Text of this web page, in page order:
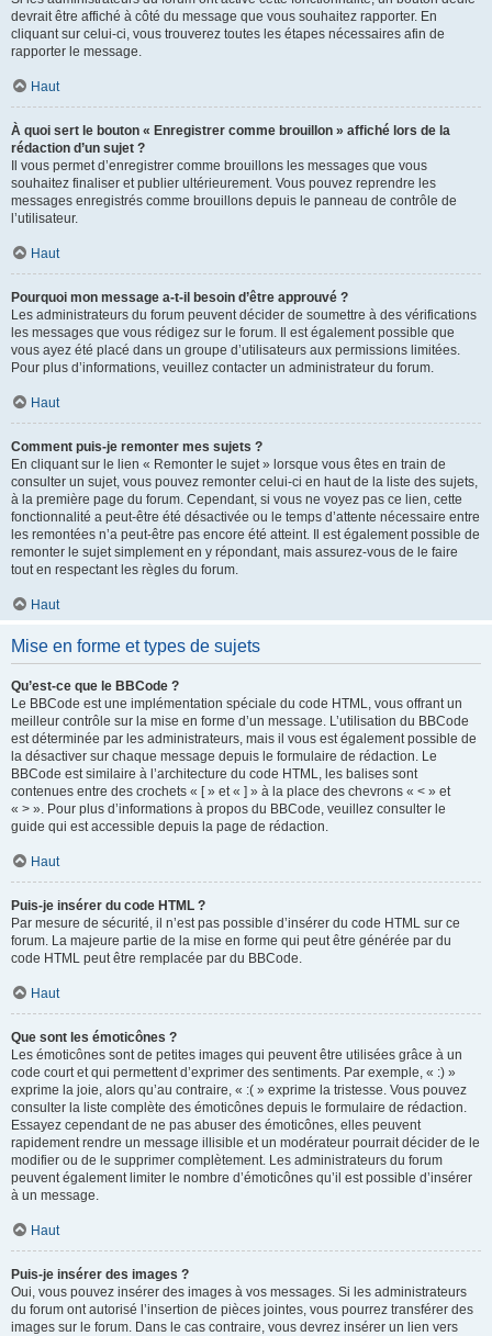
devrait être affiché à côté du message que vous souhaitez rapporter. En
cliquant sur celui-ci, vous trouverez toutes les étapes nécessaires afin de
rapporter le message.
Haut
À quoi sert le bouton « Enregistrer comme brouillon » affiché lors de la
rédaction d’un sujet ?
Il vous permet d’enregistrer comme brouillons les messages que vous
souhaitez finaliser et publier ultérieurement. Vous pouvez reprendre les
messages enregistrés comme brouillons depuis le panneau de contrôle de
l’utilisateur.
Haut
Pourquoi mon message a-t-il besoin d’être approuvé ?
Les administrateurs du forum peuvent décider de soumettre à des vérifications
les messages que vous rédigez sur le forum. Il est également possible que
vous ayez été placé dans un groupe d’utilisateurs aux permissions limitées.
Pour plus d’informations, veuillez contacter un administrateur du forum.
Haut
Comment puis-je remonter mes sujets ?
En cliquant sur le lien « Remonter le sujet » lorsque vous êtes en train de
consulter un sujet, vous pouvez remonter celui-ci en haut de la liste des sujets,
à la première page du forum. Cependant, si vous ne voyez pas ce lien, cette
fonctionnalité a peut-être été désactivée ou le temps d’attente nécessaire entre
les remontées n’a peut-être pas encore été atteint. Il est également possible de
remonter le sujet simplement en y répondant, mais assurez-vous de le faire
tout en respectant les règles du forum.
Haut
Mise en forme et types de sujets
Qu’est-ce que le BBCode ?
Le BBCode est une implémentation spéciale du code HTML, vous offrant un
meilleur contrôle sur la mise en forme d’un message. L’utilisation du BBCode
est déterminée par les administrateurs, mais il vous est également possible de
la désactiver sur chaque message depuis le formulaire de rédaction. Le
BBCode est similaire à l’architecture du code HTML, les balises sont
contenues entre des crochets « [ » et « ] » à la place des chevrons « < » et
« > ». Pour plus d’informations à propos du BBCode, veuillez consulter le
guide qui est accessible depuis la page de rédaction.
Haut
Puis-je insérer du code HTML ?
Par mesure de sécurité, il n’est pas possible d’insérer du code HTML sur ce
forum. La majeure partie de la mise en forme qui peut être générée par du
code HTML peut être remplacée par du BBCode.
Haut
Que sont les émoticônes ?
Les émoticônes sont de petites images qui peuvent être utilisées grâce à un
code court et qui permettent d’exprimer des sentiments. Par exemple, « :) »
exprime la joie, alors qu’au contraire, « :( » exprime la tristesse. Vous pouvez
consulter la liste complète des émoticônes depuis le formulaire de rédaction.
Essayez cependant de ne pas abuser des émoticônes, elles peuvent
rapidement rendre un message illisible et un modérateur pourrait décider de le
modifier ou de le supprimer complètement. Les administrateurs du forum
peuvent également limiter le nombre d’émoticônes qu’il est possible d’insérer
à un message.
Haut
Puis-je insérer des images ?
Oui, vous pouvez insérer des images à vos messages. Si les administrateurs
du forum ont autorisé l’insertion de pièces jointes, vous pourrez transférer des
images sur le forum. Dans le cas contraire, vous devrez insérer un lien vers